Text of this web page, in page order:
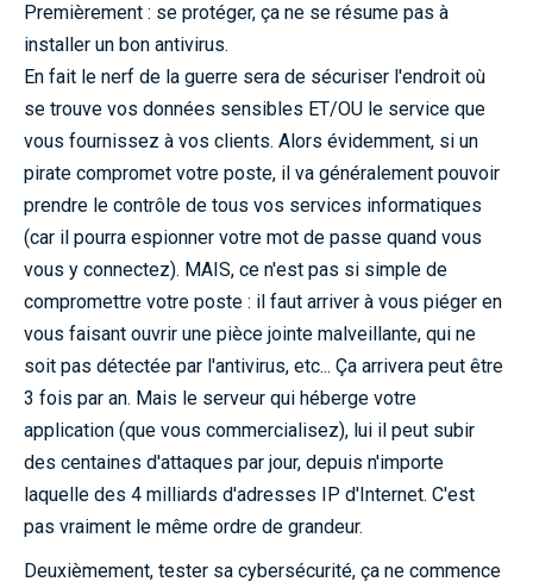
Premièrement : se protéger, ça ne se résume pas à
installer un bon antivirus.
En fait le nerf de la guerre sera de sécuriser l'endroit où
se trouve vos données sensibles ET/OU le service que
vous fournissez à vos clients. Alors évidemment, si un
pirate compromet votre poste, il va généralement pouvoir
prendre le contrôle de tous vos services informatiques
(car il pourra espionner votre mot de passe quand vous
vous y connectez). MAIS, ce n'est pas si simple de
compromettre votre poste : il faut arriver à vous piéger en
vous faisant ouvrir une pièce jointe malveillante, qui ne
soit pas détectée par l'antivirus, etc... Ça arrivera peut être
3 fois par an. Mais le serveur qui héberge votre
application (que vous commercialisez), lui il peut subir
des centaines d'attaques par jour, depuis n'importe
laquelle des 4 milliards d'adresses IP d'Internet. C'est
pas vraiment le même ordre de grandeur.
Deuxièmement, tester sa cybersécurité, ça ne commence